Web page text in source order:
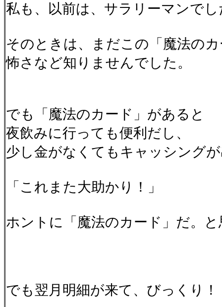
私も、以前は、サラリーマンでし
そのときは、まだこの「魔法の
怖さなど知りませんでした。
でも「魔法のカード」があると
夜飲みに行っても便利だし、
少し金がなくてもキャッシング
「これまた大助かり！」
ホントに「魔法のカード」だ。
でも翌月明細が来て、びっくり！